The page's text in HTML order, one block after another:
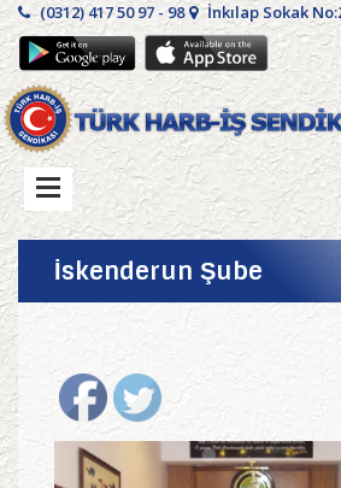
(0312) 417 50 97 - 98 İnkılap Sokak
İskenderun Şube